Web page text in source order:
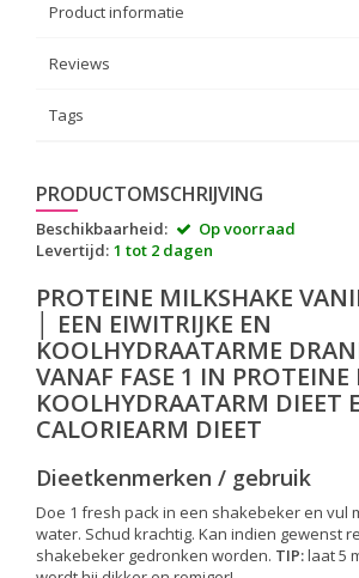
Product informatie
Reviews
Tags
PRODUCTOMSCHRIJVING
Beschikbaarheid:
Op voorraad
Levertijd: 1 tot 2 dagen
PROTEINE MILKSHAKE
│ EEN EIWITRIJKE EN
KOOLHYDRAATARME
VANAF FASE 1 IN PROTEINE
KOOLHYDRAATARM DIEET
CALORIEARM DIEET
Dieetkenmerken / gebruik
Doe 1 fresh pack in een shakebeker en vul
water. Schud krachtig. Kan indien gewenst
shakebeker gedronken worden. TIP:laat 5